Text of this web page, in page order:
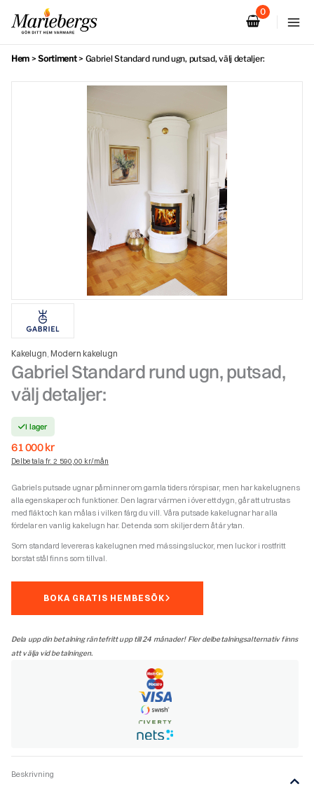
innehåll
Hem >Sortiment> Gabriel Standard rund ugn, putsad, välj detaljer:
Kakelugn, Modern kakelugn
Gabriel Standard rund ugn, putsad,
välj detaljer:
I lager
61 000kr
Delbetala fr. 2 590,00 kr/mån
Gabriels putsade ugnar påminner om gamla tiders rörspisar, men har kakelugnens
alla egenskaper och funktioner. Den lagrar värmen i över ett dygn, går att utrustas
med fläkt och kan målas i vilken färg du vill. Våra putsade kakelugnar har alla
fördelar en vanlig kakelugn har. Det enda som skiljer dem åt är ytan.
Som standard levereras kakelugnen med mässingsluckor, men luckor i rostfritt
borstat stål finns som tillval.
BOKA GRATIS HEMBESÖK
Dela upp din betalning räntefritt upp till 24 månader! Fler delbetalningsalternativ finns
att välja vid betalningen.
Beskrivning